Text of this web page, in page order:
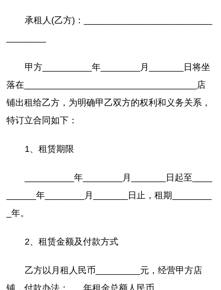
承租人(乙方)：__________________________
甲方__________年________月_______日将坐
落在___________________________________店
铺出租给乙方，为明确甲乙双方的权利和义务关系，
特订立合同如下：
1、租赁期限
__________年________月_______日起至____
______年________月_______日止，租期________
_年。
2、租赁金额及付款方式
乙方以月租人民币_________元，经营甲方店
铺，付款办法：___年租金总额人民币____________